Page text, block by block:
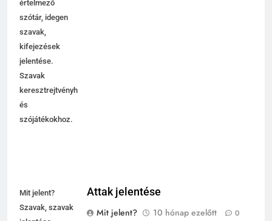
értelmező
szótár, idegen
szavak,
kifejezések
jelentése.
Szavak
keresztrejtvényhez
és
Mit jelent?
Szavak, szavak